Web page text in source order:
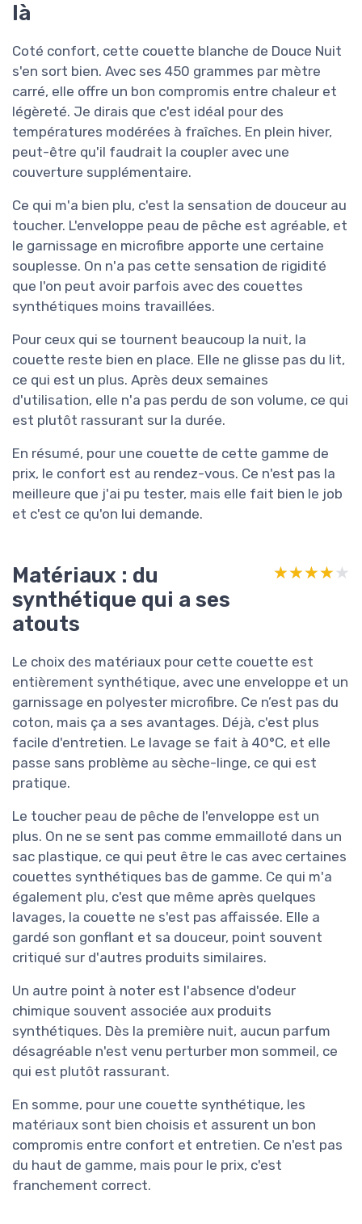
là
Coté confort, cette couette blanche de Douce Nuit
s'en sort bien. Avec ses 450 grammes par mètre
carré, elle offre un bon compromis entre chaleur et
légèreté. Je dirais que c'est idéal pour des
températures modérées à fraîches. En plein hiver,
peut-être qu'il faudrait la coupler avec une
couverture supplémentaire.
Ce qui m'a bien plu, c'est la sensation de douceur au
toucher. L'enveloppe peau de pêche est agréable, et
le garnissage en microfibre apporte une certaine
souplesse. On n'a pas cette sensation de rigidité
que l'on peut avoir parfois avec des couettes
synthétiques moins travaillées.
Pour ceux qui se tournent beaucoup la nuit, la
couette reste bien en place. Elle ne glisse pas du lit,
ce qui est un plus. Après deux semaines
d'utilisation, elle n'a pas perdu de son volume, ce qui
est plutôt rassurant sur la durée.
En résumé, pour une couette de cette gamme de
prix, le confort est au rendez-vous. Ce n'est pas la
meilleure que j'ai pu tester, mais elle fait bien le job
et c'est ce qu'on lui demande.
Matériaux : du
synthétique qui a ses
atouts
★★★★★
★★★★★
Le choix des matériaux pour cette couette est
entièrement synthétique, avec une enveloppe et un
garnissage en polyester microfibre. Ce n’est pas du
coton, mais ça a ses avantages. Déjà, c'est plus
facile d'entretien. Le lavage se fait à 40°C, et elle
passe sans problème au sèche-linge, ce qui est
pratique.
Le toucher peau de pêche de l'enveloppe est un
plus. On ne se sent pas comme emmailloté dans un
sac plastique, ce qui peut être le cas avec certaines
couettes synthétiques bas de gamme. Ce qui m'a
également plu, c'est que même après quelques
lavages, la couette ne s'est pas affaissée. Elle a
gardé son gonflant et sa douceur, point souvent
critiqué sur d'autres produits similaires.
Un autre point à noter est l'absence d'odeur
chimique souvent associée aux produits
synthétiques. Dès la première nuit, aucun parfum
désagréable n'est venu perturber mon sommeil, ce
qui est plutôt rassurant.
En somme, pour une couette synthétique, les
matériaux sont bien choisis et assurent un bon
compromis entre confort et entretien. Ce n'est pas
du haut de gamme, mais pour le prix, c'est
franchement correct.